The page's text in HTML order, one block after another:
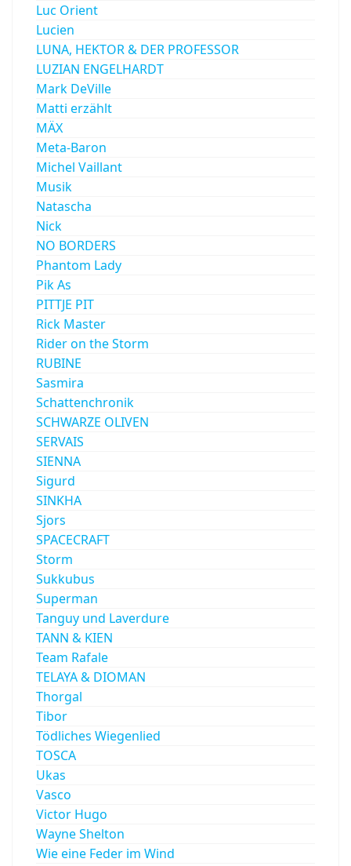
Luc Orient
Lucien
LUNA, HEKTOR & DER PROFESSOR
LUZIAN ENGELHARDT
Mark DeVille
Matti erzählt
MÄX
Meta-Baron
Michel Vaillant
Musik
Natascha
Nick
NO BORDERS
Phantom Lady
Pik As
PITTJE PIT
Rick Master
Rider on the Storm
RUBINE
Sasmira
Schattenchronik
SCHWARZE OLIVEN
SERVAIS
SIENNA
Sigurd
SINKHA
Sjors
SPACECRAFT
Storm
Sukkubus
Superman
Tanguy und Laverdure
TANN & KIEN
Team Rafale
TELAYA & DIOMAN
Thorgal
Tibor
Tödliches Wiegenlied
TOSCA
Ukas
Vasco
Victor Hugo
Wayne Shelton
Wie eine Feder im Wind